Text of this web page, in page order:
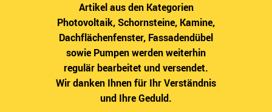
Artikel aus den Kategorien
Photovoltaik, Schornsteine, Kamine,
Dachflächenfenster, Fassadendübel
sowie Pumpen werden weiterhin
regulär bearbeitet und versendet.
Wir danken Ihnen für Ihr Verständnis
und Ihre Geduld.